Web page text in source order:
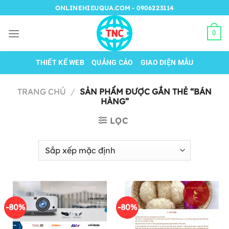
đến
nội
ONLINEHIEUQUA.COM - 0906223114
0
THIẾT KẾ WEB QUẢNG CÁO GIAO DIỆN MẪU
TRANG CHỦ / SẢN PHẨM ĐƯỢC GẮN THẺ “BÁN
HÀNG”
LỌC
-80% -80%